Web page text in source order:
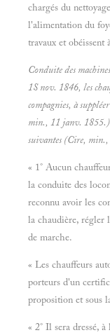
chargés du
l'alimentation du
travaux et
Conduite des
1S nov. 1846, les
compagnies, à
min., 11 janv. 1855.)
suivantes (Cire,
« 1° Aucun
la conduite des
reconnu avoir les
la chaudière, régler
de marche.
« Les chauffeurs
porteurs d'un
proposition et sous
« 2° Il sera dressé,